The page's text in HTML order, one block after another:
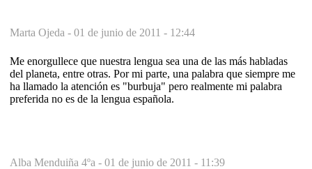
Marta Ojeda - 01 de junio de 2011 - 12:44
Me enorgullece que nuestra lengua sea una de las más habladas
del planeta, entre otras. Por mi parte, una palabra que siempre me
ha llamado la atención es "burbuja" pero realmente mi palabra
preferida no es de la lengua española.
Alba Menduiña 4ºa - 01 de junio de 2011 - 11:39